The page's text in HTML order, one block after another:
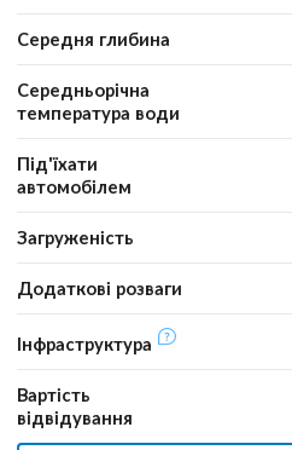
Середня глибина
Середньорічна
температура води
Під'їхати
автомобілем
Загруженість
Додаткові розваги
Інфраструктура
Вартість
відвідування